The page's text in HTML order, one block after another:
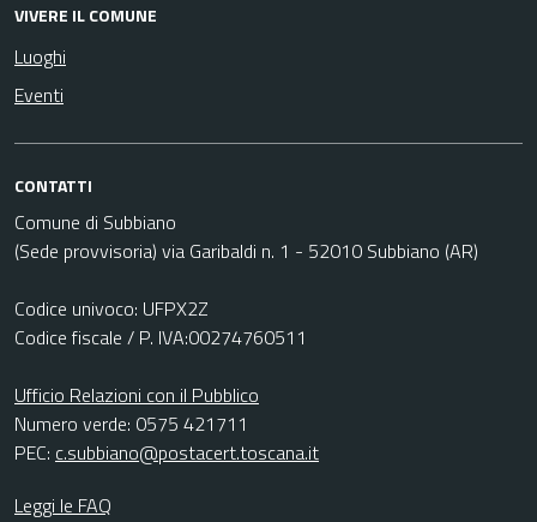
VIVERE IL COMUNE
Luoghi
Eventi
CONTATTI
Comune di Subbiano
(Sede provvisoria) via Garibaldi n. 1 - 52010 Subbiano (AR)
Codice univoco: UFPX2Z
Codice fiscale / P. IVA:00274760511
Ufficio Relazioni con il Pubblico
Numero verde: 0575 421711
PEC: c.subbiano@postacert.toscana.it
Leggi le FAQ